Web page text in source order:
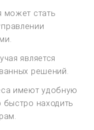
может стать
является
решений.
имеют удобную
находить